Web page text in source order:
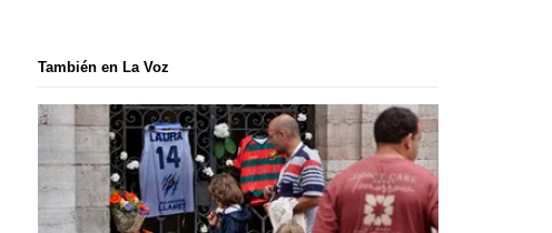
También en La Voz